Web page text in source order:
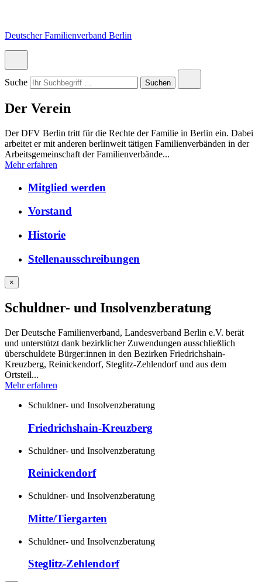
content
navigation
footer
Deutscher Familienverband Berlin
Suche
Submit
search
Suchen
Der Verein
Der DFV Berlin tritt für die Rechte der Familie in Berlin ein. Dabei
arbeitet er mit anderen berlinweit tätigen Familienverbänden in der
Arbeitsgemeinschaft der Familienverbände...
Mehr erfahren
Mitglied werden
Vorstand
Historie
Stellenausschreibungen
×
Schuldner- und Insolvenzberatung
Der Deutsche Familienverband, Landesverband Berlin e.V. berät
und unterstützt dank bezirklicher Zuwendungen ausschließlich
überschuldete Bürger:innen in den Bezirken Friedrichshain-
Kreuzberg, Reinickendorf, Steglitz-Zehlendorf und aus dem
Ortsteil...
Mehr erfahren
Schuldner- und Insolvenzberatung
Friedrichshain-Kreuzberg
Schuldner- und Insolvenzberatung
Reinickendorf
Schuldner- und Insolvenzberatung
Mitte/Tiergarten
Schuldner- und Insolvenzberatung
Steglitz-Zehlendorf